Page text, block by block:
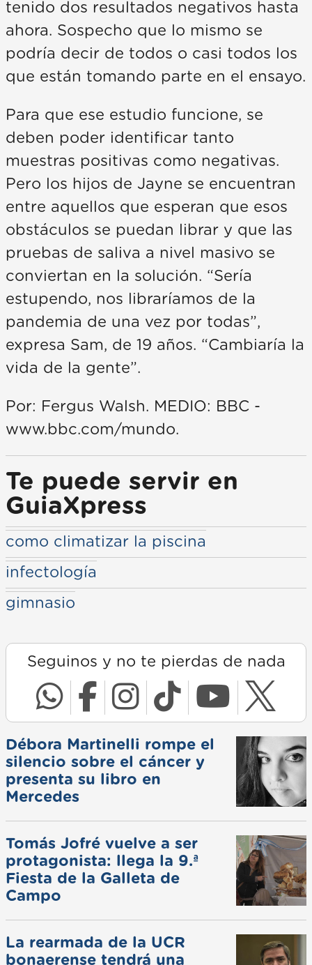
tenido dos resultados negativos hasta
ahora. Sospecho que lo mismo se
podría decir de todos o casi todos los
que están tomando parte en el ensayo.
Para que ese estudio funcione, se
deben poder identificar tanto
muestras positivas como negativas.
Pero los hijos de Jayne se encuentran
entre aquellos que esperan que esos
obstáculos se puedan librar y que las
pruebas de saliva a nivel masivo se
conviertan en la solución. “Sería
estupendo, nos libraríamos de la
pandemia de una vez por todas”,
expresa Sam, de 19 años. “Cambiaría la
vida de la gente”.
Por: Fergus Walsh. MEDIO: BBC -
www.bbc.com/mundo.
Te puede servir en
GuiaXpress
como climatizar la piscina
infectología
gimnasio
Seguinos y no te pierdas de nada
Débora Martinelli rompe el
silencio sobre el cáncer y
presenta su libro en
Mercedes
Tomás Jofré vuelve a ser
protagonista: llega la 9.ª
Fiesta de la Galleta de
Campo
La rearmada de la UCR
bonaerense tendrá una